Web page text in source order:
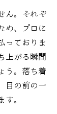
ん。それぞ
め、プロに
っておりま
上がる瞬間
う。落ち着
目の前の一
。